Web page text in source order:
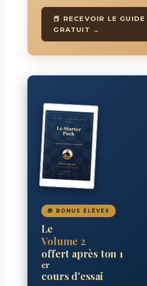
📕 RECEVOIR LE GUIDE
GRATUIT →
🎁 BONUS ÉLÈVES
Le
Volume 2
offert après ton 1
er
cours d'essai